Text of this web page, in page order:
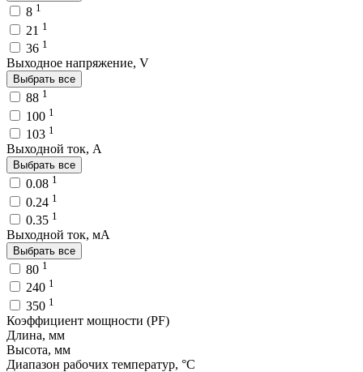
8 1
21 1
36 1
Выходное напряжение, V
Выбрать все
88 1
100 1
103 1
Выходной ток, A
Выбрать все
0.08 1
0.24 1
0.35 1
Выходной ток, мA
Выбрать все
80 1
240 1
350 1
Коэффициент мощности (PF)
Длина, мм
Высота, мм
Диапазон рабочих температур, °C